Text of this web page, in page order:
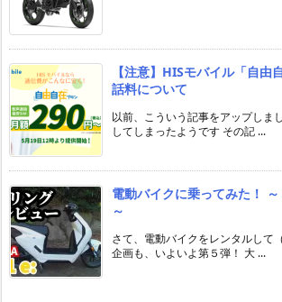
【注意】HISモバイル「自由
話料について
以前、こういう記事をアップしま
してしまったようです その記 ...
電動バイクに乗ってみた！
～
さて、電動バイクをレンタルして
企画も、いよいよ第５弾！ 大 ...